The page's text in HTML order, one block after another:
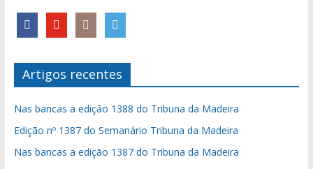
Artigos recentes
Nas bancas a edição 1388 do Tribuna da Madeira
Edição nº 1387 do Semanário Tribuna da Madeira
Nas bancas a edição 1387 do Tribuna da Madeira